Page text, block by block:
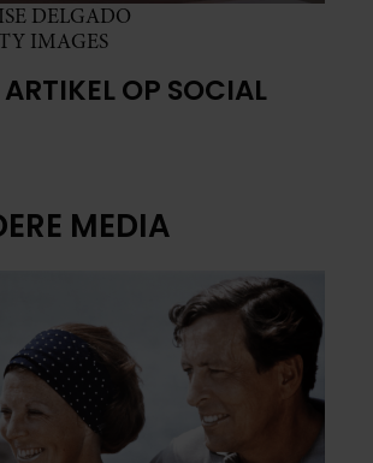
DELGADO
IMAGES
OP SOCIAL
MEDIA